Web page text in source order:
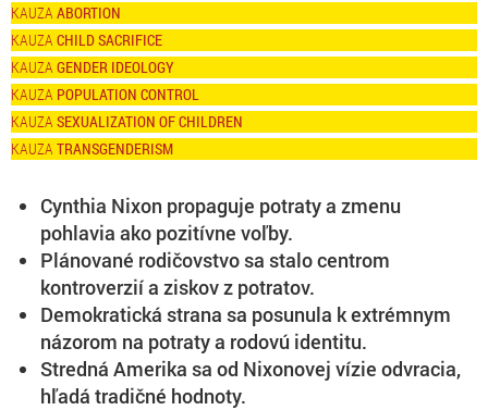
ABORTION
CHILD SACRIFICE
GENDER IDEOLOGY
POPULATION CONTROL
SEXUALIZATION OF CHILDREN
TRANSGENDERISM
Cynthia Nixon propaguje potraty a zmenu
pohlavia ako pozitívne voľby.
Plánované rodičovstvo sa stalo centrom
kontroverzií a ziskov z potratov.
Demokratická strana sa posunula k extrémnym
názorom na potraty a rodovú identitu.
Stredná Amerika sa od Nixonovej vízie odvracia,
hľadá tradičné hodnoty.